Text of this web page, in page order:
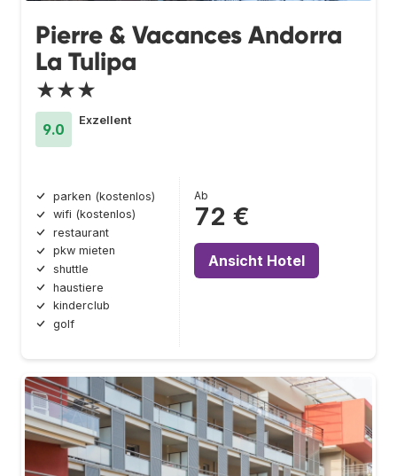
Pierre & Vacances Andorra
La Tulipa
★★★
9.0
Exzellent
parken (kostenlos)
wifi (kostenlos)
restaurant
pkw mieten
shuttle
haustiere
kinderclub
golf
Ab
72 €
Ansicht Hotel